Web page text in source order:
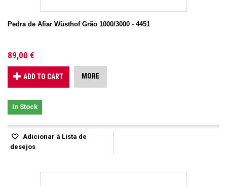
Pedra de Afiar Wüsthof Grão 1000/3000 - 4451
89,00 €
ADD TO CART MORE
In Stock
Adicionar à Lista de
desejos